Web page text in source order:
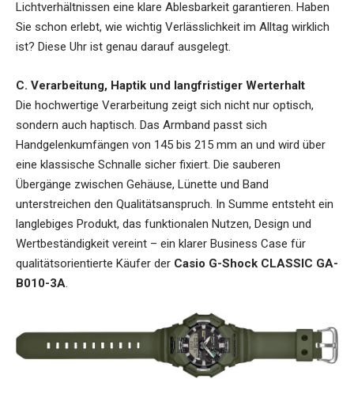
Lichtverhältnissen eine klare Ablesbarkeit garantieren. Haben
Sie schon erlebt, wie wichtig Verlässlichkeit im Alltag wirklich
ist? Diese Uhr ist genau darauf ausgelegt.
C. Verarbeitung, Haptik und langfristiger Werterhalt
Die hochwertige Verarbeitung zeigt sich nicht nur optisch,
sondern auch haptisch. Das Armband passt sich
Handgelenkumfängen von 145 bis 215 mm an und wird über
eine klassische Schnalle sicher fixiert. Die sauberen
Übergänge zwischen Gehäuse, Lünette und Band
unterstreichen den Qualitätsanspruch. In Summe entsteht ein
langlebiges Produkt, das funktionalen Nutzen, Design und
Wertbeständigkeit vereint – ein klarer Business Case für
qualitätsorientierte Käufer der Casio G-Shock CLASSIC GA-
B010-3A